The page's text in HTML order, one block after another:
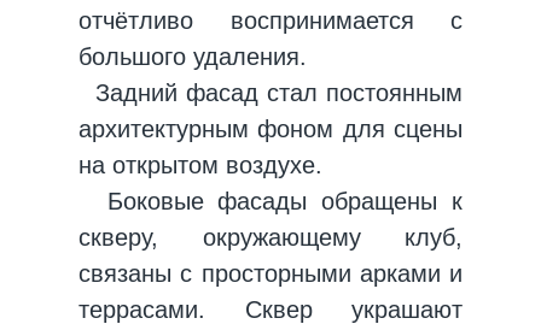
отчётливо воспринимается с
большого удаления.
Задний фасад стал постоянным
архитектурным фоном для сцены
на открытом воздухе.
Боковые фасады обращены к
скверу, окружающему клуб,
связаны с просторными арками и
террасами. Сквер украшают